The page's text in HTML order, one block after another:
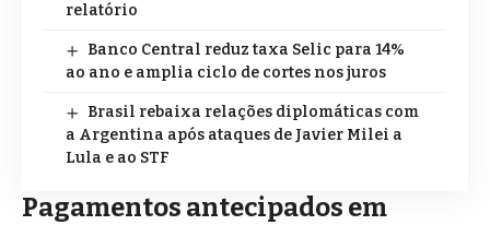
relatório
Banco Central reduz taxa Selic para 14%
ao ano e amplia ciclo de cortes nos juros
Brasil rebaixa relações diplomáticas com
a Argentina após ataques de Javier Milei a
Lula e ao STF
Pagamentos antecipados em